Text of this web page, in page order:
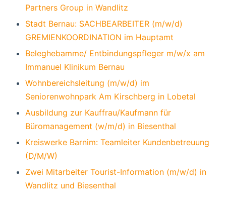
Partners Group in Wandlitz
Stadt Bernau: SACHBEARBEITER (m/w/d)
GREMIENKOORDINATION im Hauptamt
Beleghebamme/ Entbindungspfleger m/w/x am
Immanuel Klinikum Bernau
Wohnbereichsleitung (m/w/d) im
Seniorenwohnpark Am Kirschberg in Lobetal
Ausbildung zur Kauffrau/Kaufmann für
Büromanagement (w/m/d) in Biesenthal
Kreiswerke Barnim: Teamleiter Kundenbetreuung
(D/M/W)
Zwei Mitarbeiter Tourist-Information (m/w/d) in
Wandlitz und Biesenthal